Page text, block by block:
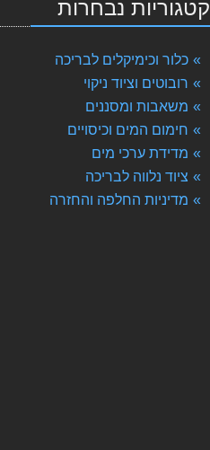
קטגוריות נבחרות
כלור וכימיקלים לבריכה
רובוטים וציוד ניקוי
משאבות ומסננים
חימום המים וכיסויים
מדידת ערכי מים
ציוד נלווה לבריכה
מדיניות החלפה והחזרה